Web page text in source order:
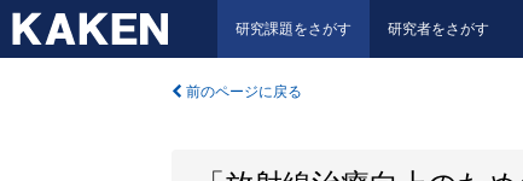
研究課題をさがす 研究者をさがす
前のページに戻る